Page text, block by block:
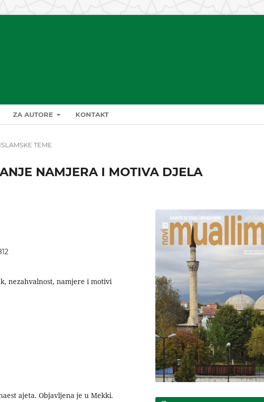
ZA AUTORE KONTAKT
ISLAMSKE TEME
NAMJERA I MOTIVA DJELA
nezahvalnost, namjere i motivi
ajeta. Objavljena je u Mekki.